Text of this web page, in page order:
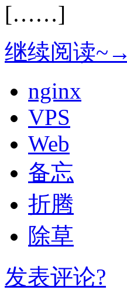
[……]
继续阅读~→
nginx
VPS
Web
备忘
折腾
除草
发表评论?